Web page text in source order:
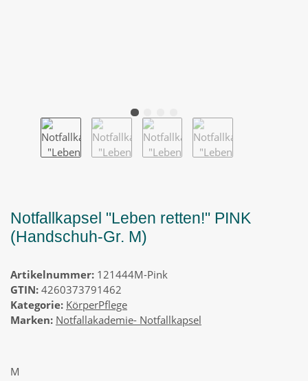
Notfallkapsel "Leben retten!" PINK
(Handschuh-Gr. M)
Artikelnummer: 121444M-Pink
GTIN: 4260373791462
Kategorie: KörperPflege
Marken: Notfallakademie- Notfallkapsel
M